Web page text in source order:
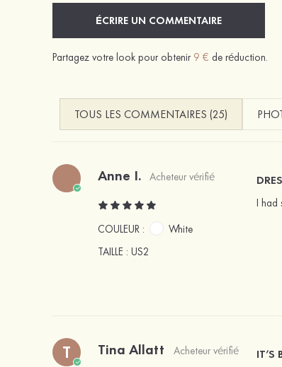
ÉCRIRE UN COMMENTAIRE
Partagez votre look pour obtenir 9 € de réduction.
TOUS LES COMMENTAIRES (25)
Anne I. Acheteur vérifié
COULEUR :
White
TAILLE : US2
I had
T Tina Allatt Acheteur vérifié IT’S